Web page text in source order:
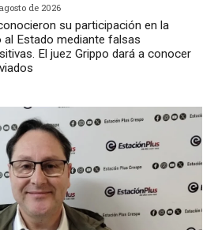
de 2026
su participación en la
Estado mediante falsas
El juez Grippo dará a conocer